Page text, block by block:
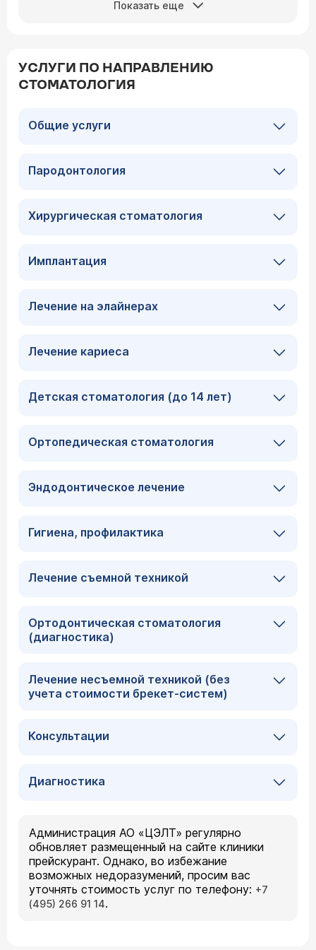
Показать еще
УСЛУГИ ПО НАПРАВЛЕНИЮ
СТОМАТОЛОГИЯ
Общие услуги
Пародонтология
Хирургическая стоматология
Имплантация
Лечение на элайнерах
Лечение кариеса
Детская стоматология (до 14 лет)
Ортопедическая стоматология
Эндодонтическое лечение
Гигиена, профилактика
Лечение съемной техникой
Ортодонтическая стоматология
(диагностика)
Лечение несъемной техникой (без
учета стоимости брекет-систем)
Консультации
Диагностика
Администрация АО «ЦЭЛТ» регулярно
обновляет размещенный на сайте клиники
прейскурант. Однако, во избежание
возможных недоразумений, просим вас
уточнять стоимость услуг по телефону: +7
(495) 266 91 14.